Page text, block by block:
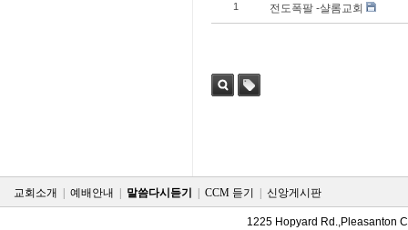
1 전도폭팔 -샬롬교회
교회소개 예배안내 말씀다시듣기 CCM 듣기 신앙게시판
1225 Hopyard Rd.,Pleasanton